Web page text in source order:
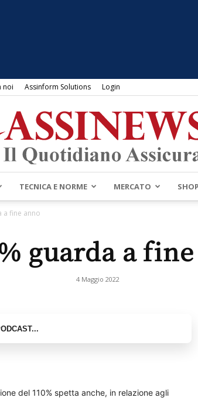
noi Assinform Solutions Login
Assinews.it
TECNICA E NORME MERCATO
a fine anno
guarda a
4 Maggio 2022
del 110% spetta anche, in relazione agli